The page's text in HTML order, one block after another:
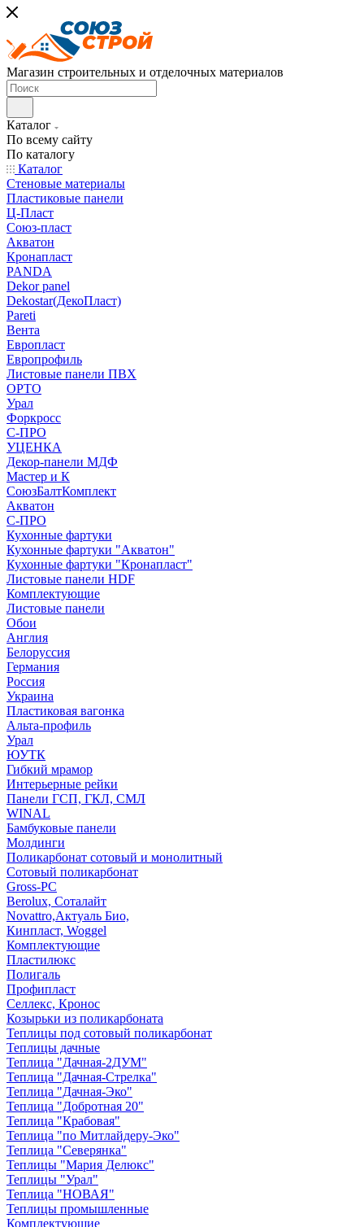
Магазин строительных и отделочных материалов
Каталог
По всему сайту
По каталогу
Каталог
Стеновые материалы
Пластиковые панели
Ц-Пласт
Союз-пласт
Акватон
Кронапласт
PANDA
Dekor panel
Dekostar(ДекоПласт)
Pareti
Вента
Европласт
Европрофиль
Листовые панели ПВХ
ОРТО
Урал
Форкросс
С-ПРО
УЦЕНКА
Декор-панели МДФ
Мастер и К
СоюзБалтКомплект
Акватон
С-ПРО
Кухонные фартуки
Кухонные фартуки "Акватон"
Кухонные фартуки "Кронапласт"
Листовые панели HDF
Комплектующие
Листовые панели
Обои
Англия
Белоруссия
Германия
Россия
Украина
Пластиковая вагонка
Альта-профиль
Урал
ЮУТК
Гибкий мрамор
Интерьерные рейки
Панели ГСП, ГКЛ, СМЛ
WINAL
Бамбуковые панели
Молдинги
Поликарбонат сотовый и монолитный
Сотовый поликарбонат
Gross-PC
Berolux, Соталайт
Novattro,Актуаль Био,
Кинпласт, Woggel
Комплектующие
Пластилюкс
Полигаль
Профипласт
Селлекс, Кронос
Козырьки из поликарбоната
Теплицы под сотовый поликарбонат
Теплицы дачные
Теплица "Дачная-2ДУМ"
Теплица "Дачная-Стрелка"
Теплица "Дачная-Эко"
Теплица "Добротная 20"
Теплица "Крабовая"
Теплица "по Митлайдеру-Эко"
Теплица "Северянка"
Теплицы "Мария Делюкс"
Теплицы "Урал"
Теплица "НОВАЯ"
Теплицы промышленные
Комплектующие